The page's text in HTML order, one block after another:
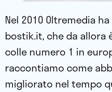
Nel 2010 Oltremedia
bostik.it, che da allora
colle numero 1 in
raccontiamo come
migliorato nel tempo